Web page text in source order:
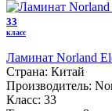
33
класс
Ламинат Norland
Страна: Китай
Производитель:
Класс: 33